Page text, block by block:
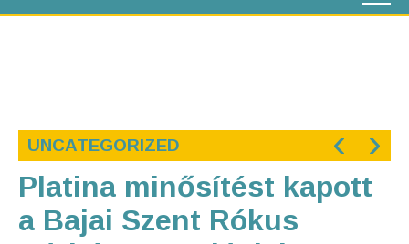
UNCATEGORIZED ‹ ›
Platina minősítést kapott
a Bajai Szent Rókus